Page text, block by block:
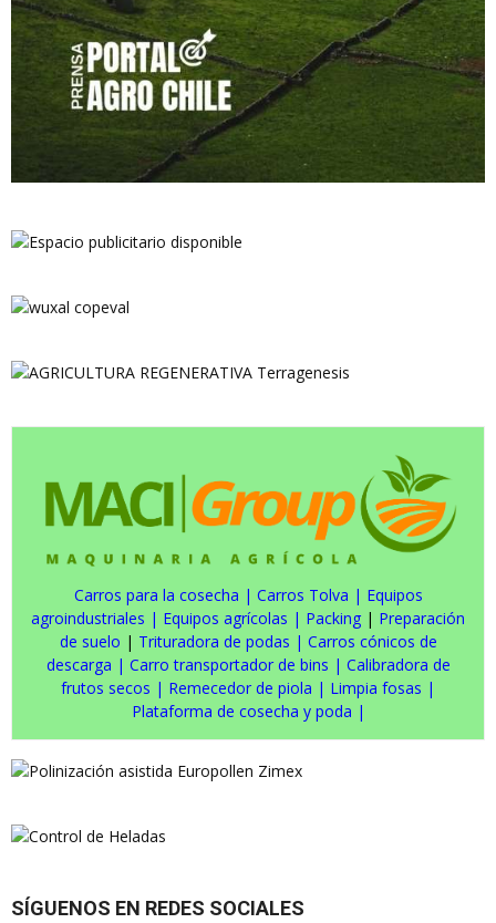
Carros para la cosecha | Carros Tolva | Equipos
agroindustriales | Equipos agrícolas | Packing | Preparación
de suelo | Trituradora de podas | Carros cónicos de
descarga | Carro transportador de bins | Calibradora de
frutos secos | Remecedor de piola | Limpia fosas |
Plataforma de cosecha y poda |
SÍGUENOS EN REDES SOCIALES